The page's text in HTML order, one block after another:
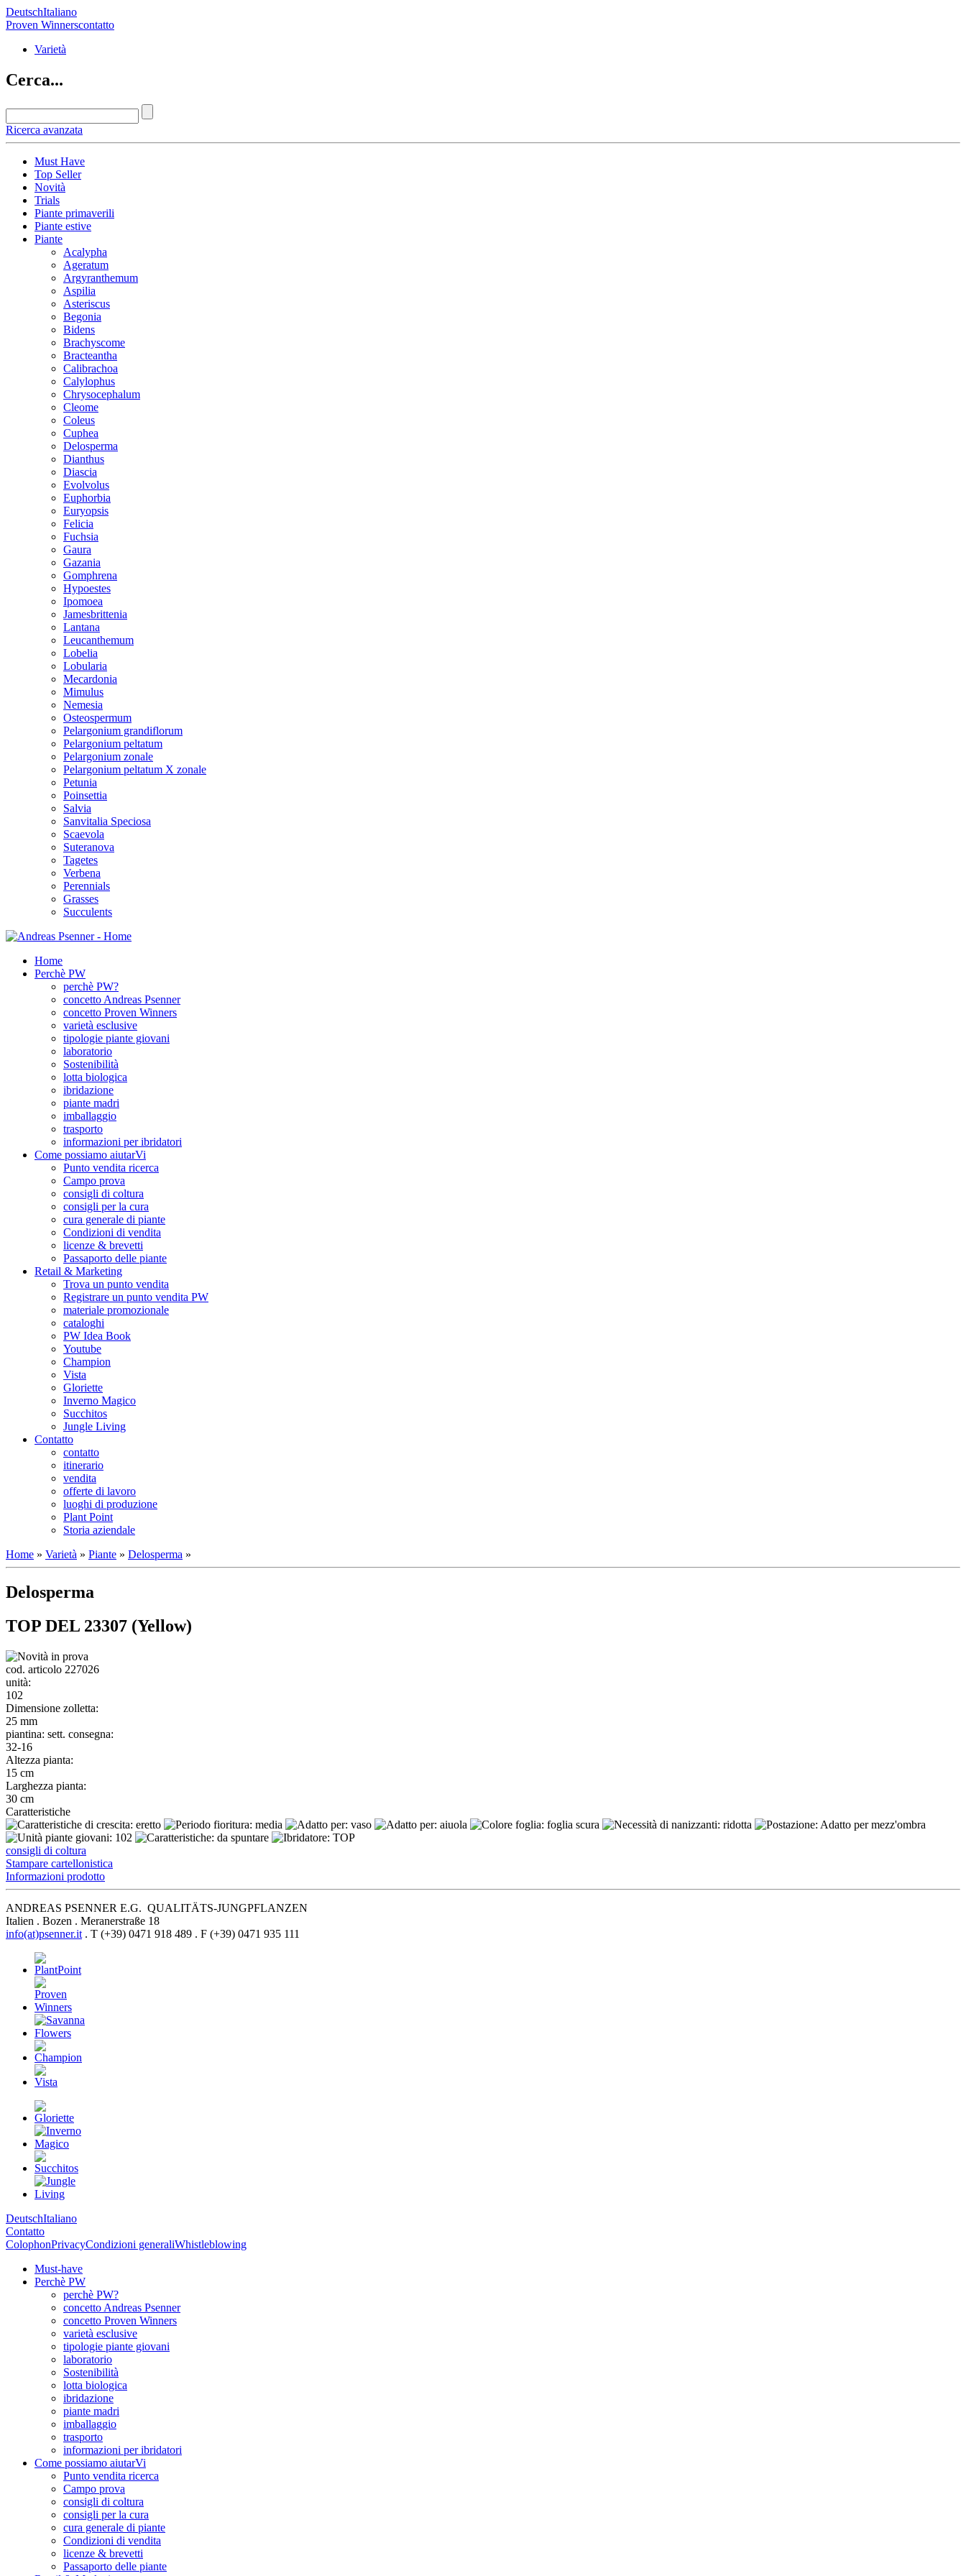
DeutschItaliano
Proven Winnerscontatto
Varietà
Cerca...
Ricerca avanzata
Must Have
Top Seller
Novità
Trials
Piante primaverili
Piante estive
Piante
Acalypha
Ageratum
Argyranthemum
Aspilia
Asteriscus
Begonia
Bidens
Brachyscome
Bracteantha
Calibrachoa
Calylophus
Chrysocephalum
Cleome
Coleus
Cuphea
Delosperma
Dianthus
Diascia
Evolvolus
Euphorbia
Euryopsis
Felicia
Fuchsia
Gaura
Gazania
Gomphrena
Hypoestes
Ipomoea
Jamesbrittenia
Lantana
Leucanthemum
Lobelia
Lobularia
Mecardonia
Mimulus
Nemesia
Osteospermum
Pelargonium grandiflorum
Pelargonium peltatum
Pelargonium zonale
Pelargonium peltatum X zonale
Petunia
Poinsettia
Salvia
Sanvitalia Speciosa
Scaevola
Suteranova
Tagetes
Verbena
Perennials
Grasses
Succulents
Home
Perchè PW
perchè PW?
concetto Andreas Psenner
concetto Proven Winners
varietà esclusive
tipologie piante giovani
laboratorio
Sostenibilità
lotta biologica
ibridazione
piante madri
imballaggio
trasporto
informazioni per ibridatori
Come possiamo aiutarVi
Punto vendita ricerca
Campo prova
consigli di coltura
consigli per la cura
cura generale di piante
Condizioni di vendita
licenze & brevetti
Passaporto delle piante
Retail & Marketing
Trova un punto vendita
Registrare un punto vendita PW
materiale promozionale
cataloghi
PW Idea Book
Youtube
Champion
Vista
Gloriette
Inverno Magico
Succhitos
Jungle Living
Contatto
contatto
itinerario
vendita
offerte di lavoro
luoghi di produzione
Plant Point
Storia aziendale
Home » Varietà » Piante » Delosperma »
Delosperma
TOP DEL 23307 (Yellow)
cod. articolo 227026
unità:
102
Dimensione zolletta:
25 mm
piantina: sett. consegna:
32-16
Altezza pianta:
15 cm
Larghezza pianta:
30 cm
Caratteristiche
consigli di coltura
Stampare cartellonistica
Informazioni prodotto
ANDREAS PSENNER E.G. QUALITÄTS-JUNGPFLANZEN
Italien . Bozen . Meranerstraße 18
info(at)psenner.it . T (+39) 0471 918 489 . F (+39) 0471 935 111
DeutschItaliano
Contatto
ColophonPrivacyCondizioni generaliWhistleblowing
Must-have
Perchè PW
perchè PW?
concetto Andreas Psenner
concetto Proven Winners
varietà esclusive
tipologie piante giovani
laboratorio
Sostenibilità
lotta biologica
ibridazione
piante madri
imballaggio
trasporto
informazioni per ibridatori
Come possiamo aiutarVi
Punto vendita ricerca
Campo prova
consigli di coltura
consigli per la cura
cura generale di piante
Condizioni di vendita
licenze & brevetti
Passaporto delle piante